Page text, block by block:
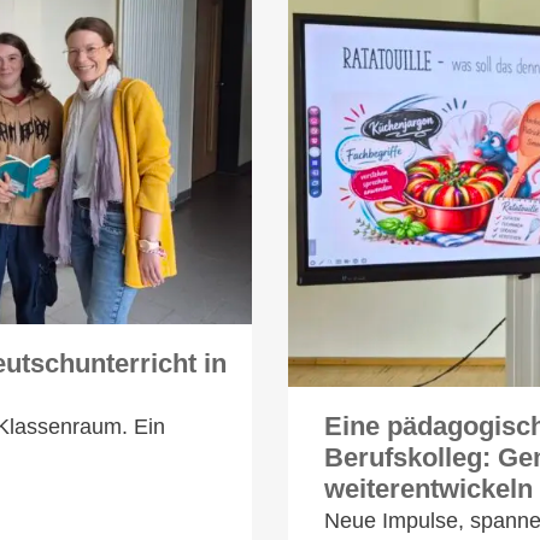
in
Ein
Eine
Berufskolleg:
weiterentwickeln
Neue Impulse,